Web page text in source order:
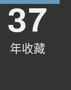
年收藏
37